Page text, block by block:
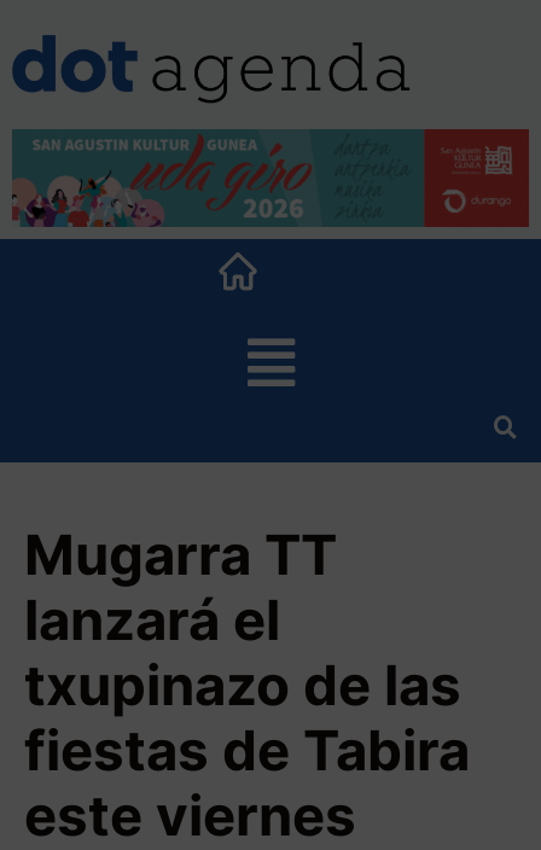
Mugarra TT
lanzará el
txupinazo de las
fiestas de Tabira
este viernes